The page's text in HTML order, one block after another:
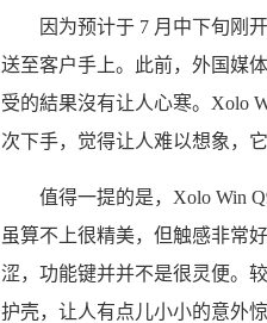
因为预计于 7 月中下旬刚
送至客户手上。此前，外国媒
受的結果沒有让人心寒。Xolo
次下手，觉得让人难以想象，
值得一提的是，Xolo Win
虽算不上很精美，但触感非常
涩，功能键并并不是很灵便。
护壳，让人有点儿小小的意外惊